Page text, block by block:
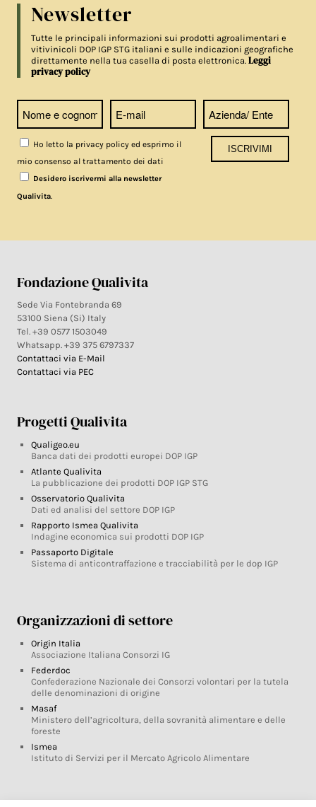
Newsletter
Tutte le principali informazioni sui prodotti agroalimentari e
vitivinicoli DOP IGP STG italiani e sulle indicazioni geografiche
direttamente nella tua casella di posta elettronica.Leggi
privacy policy
Ho letto la privacy policy ed esprimo il
mio consenso al trattamento dei dati
Desidero iscrivermi alla newsletter
Qualivita.
Fondazione Qualivita
Sede Via Fontebranda 69
53100 Siena (Si) Italy
Tel. +39 0577 1503049
Whatsapp. +39 375 6797337
Contattaci via E-Mail
Contattaci via PEC
Progetti Qualivita
Qualigeo.eu
Banca dati dei prodotti europei DOP IGP
Atlante Qualivita
La pubblicazione dei prodotti DOP IGP STG
Osservatorio Qualivita
Dati ed analisi del settore DOP IGP
Rapporto Ismea Qualivita
Indagine economica sui prodotti DOP IGP
Passaporto Digitale
Sistema di anticontraffazione e tracciabilità per le dop IGP
Organizzazioni di settore
Origin Italia
Associazione Italiana Consorzi IG
Federdoc
Confederazione Nazionale dei Consorzi volontari per la tutela
delle denominazioni di origine
Masaf
Ministero dell’agricoltura, della sovranità alimentare e delle
foreste
Ismea
Istituto di Servizi per il Mercato Agricolo Alimentare